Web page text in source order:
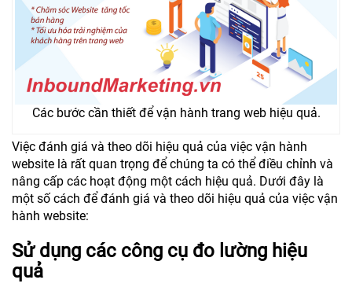
Các bước cần thiết để vận hành trang web hiệu quả.
Việc đánh giá và theo dõi hiệu quả của việc vận hành
website là rất quan trọng để chúng ta có thể điều chỉnh và
nâng cấp các hoạt động một cách hiệu quả. Dưới đây là
một số cách để đánh giá và theo dõi hiệu quả của việc vận
hành website:
Sử dụng các công cụ đo lường hiệu
quả